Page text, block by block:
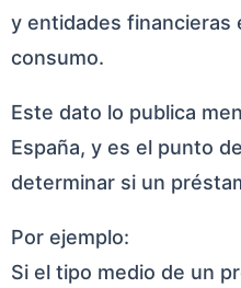
y entidades financieras
consumo.
Este dato lo publica
España, y es el punto
determinar si un
Por ejemplo:
Si el tipo medio de un